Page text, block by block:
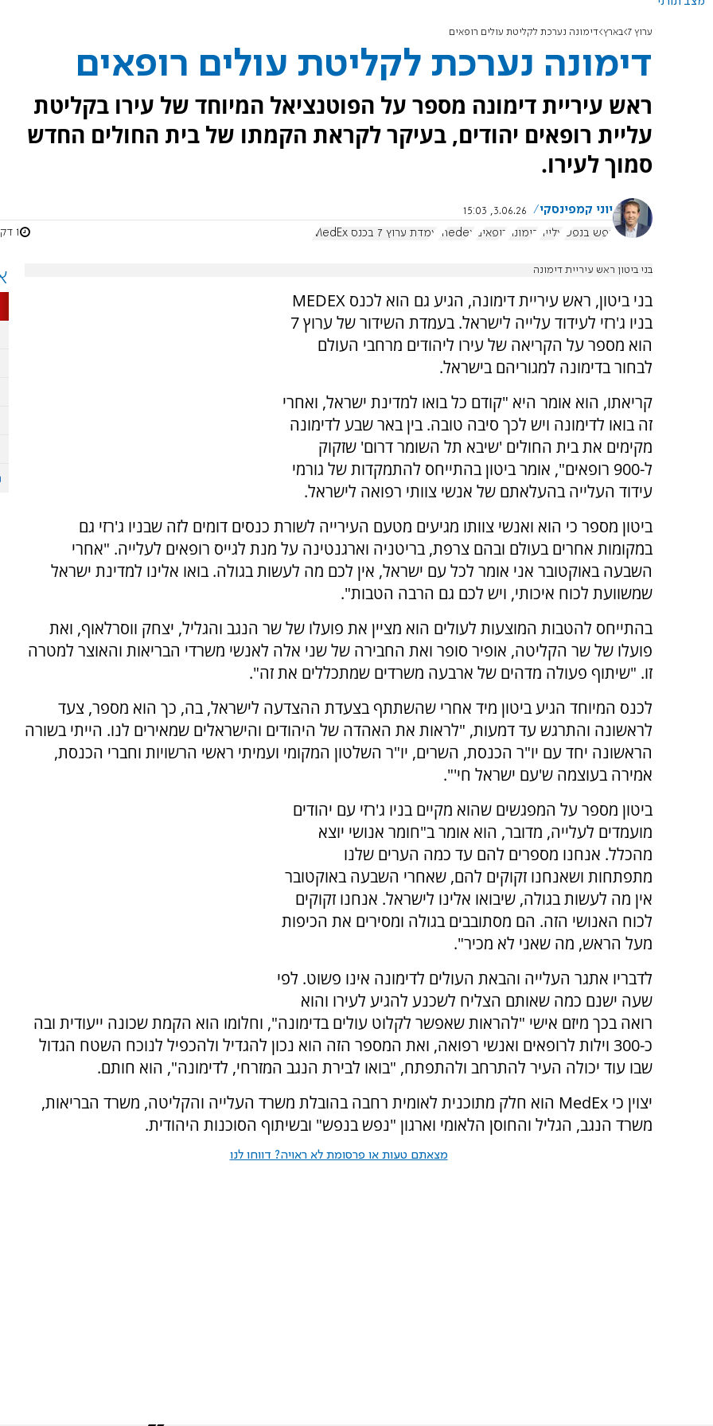
ערוץ 7 בארץ דימונה נערכת לקליטת עולים רופאים
דימונה נערכת לקליטת עולים רופאים
ראש עיריית דימונה מספר על הפוטנציאל המיוחד של עירו בקליטת
עליית רופאים יהודים, בעיקר לקראת הקמתו של בית החולים החדש
סמוך לעירו.
יוני קמפינסקי
3.06.26, 15:03
נפש בנפש
עלייה דימונה רופאים medex עמדת ערוץ 7 בכנס MedEx 1 דקות
בני ביטון ראש עיריית דימונה
בני ביטון, ראש עיריית דימונה, הגיע גם הוא לכנס MEDEX
בניו ג'רזי לעידוד עלייה לישראל. בעמדת השידור של ערוץ 7
הוא מספר על הקריאה של עירו ליהודים מרחבי העולם
לבחור בדימונה למגוריהם בישראל.
קריאתו, הוא אומר היא "קודם כל בואו למדינת ישראל, ואחרי
זה בואו לדימונה ויש לכך סיבה טובה. בין באר שבע לדימונה
מקימים את בית החולים 'שיבא תל השומר דרום' שזקוק
ל-900 רופאים", אומר ביטון בהתייחס להתמקדות של גורמי
עידוד העלייה בהעלאתם של אנשי צוותי רפואה לישראל.
ביטון מספר כי הוא ואנשי צוותו מגיעים מטעם העירייה לשורת כנסים דומים לזה שבניו ג'רזי גם
במקומות אחרים בעולם ובהם צרפת, בריטניה וארגנטינה על מנת לגייס רופאים לעלייה. "אחרי
השבעה באוקטובר אני אומר לכל עם ישראל, אין לכם מה לעשות בגולה. בואו אלינו למדינת ישראל
שמשוועת לכוח איכותי, ויש לכם גם הרבה הטבות".
בהתייחס להטבות המוצעות לעולים הוא מציין את פועלו של שר הנגב והגליל, יצחק ווסרלאוף, ואת
פועלו של שר הקליטה, אופיר סופר ואת החבירה של שני אלה לאנשי משרדי הבריאות והאוצר למטרה
זו. "שיתוף פעולה מדהים של ארבעה משרדים שמתכללים את זה".
לכנס המיוחד הגיע ביטון מיד אחרי שהשתתף בצעדת ההצדעה לישראל, בה, כך הוא מספר, צעד
לראשונה והתרגש עד דמעות, "לראות את האהדה של היהודים והישראלים שמאירים לנו. הייתי בשורה
הראשונה יחד עם יו"ר הכנסת, השרים, יו"ר השלטון המקומי ועמיתי ראשי הרשויות וחברי הכנסת,
אמירה בעוצמה ש'עם ישראל חי'".
ביטון מספר על המפגשים שהוא מקיים בניו ג'רזי עם יהודים
מועמדים לעלייה, מדובר, הוא אומר ב"חומר אנושי יוצא
מהכלל. אנחנו מספרים להם עד כמה הערים שלנו
מתפתחות ושאנחנו זקוקים להם, שאחרי השבעה באוקטובר
אין מה לעשות בגולה, שיבואו אלינו לישראל. אנחנו זקוקים
לכוח האנושי הזה. הם מסתובבים בגולה ומסירים את הכיפות
מעל הראש, מה שאני לא מכיר".
לדבריו אתגר העלייה והבאת העולים לדימונה אינו פשוט. לפי
שעה ישנם כמה שאותם הצליח לשכנע להגיע לעירו והוא
רואה בכך מיזם אישי "להראות שאפשר לקלוט עולים בדימונה", וחלומו הוא הקמת שכונה ייעודית ובה
כ-300 וילות לרופאים ואנשי רפואה, ואת המספר הזה הוא נכון להגדיל ולהכפיל לנוכח השטח הגדול
שבו עוד יכולה העיר להתרחב ולהתפתח, "בואו לבירת הנגב המזרחי, לדימונה", הוא חותם.
יצוין כי MedEx הוא חלק מתוכנית לאומית רחבה בהובלת משרד העלייה והקליטה, משרד הבריאות,
משרד הנגב, הגליל והחוסן הלאומי וארגון "נפש בנפש" ובשיתוף הסוכנות היהודית.
מצאתם טעות או פרסומת לא ראויה? דווחו לנו